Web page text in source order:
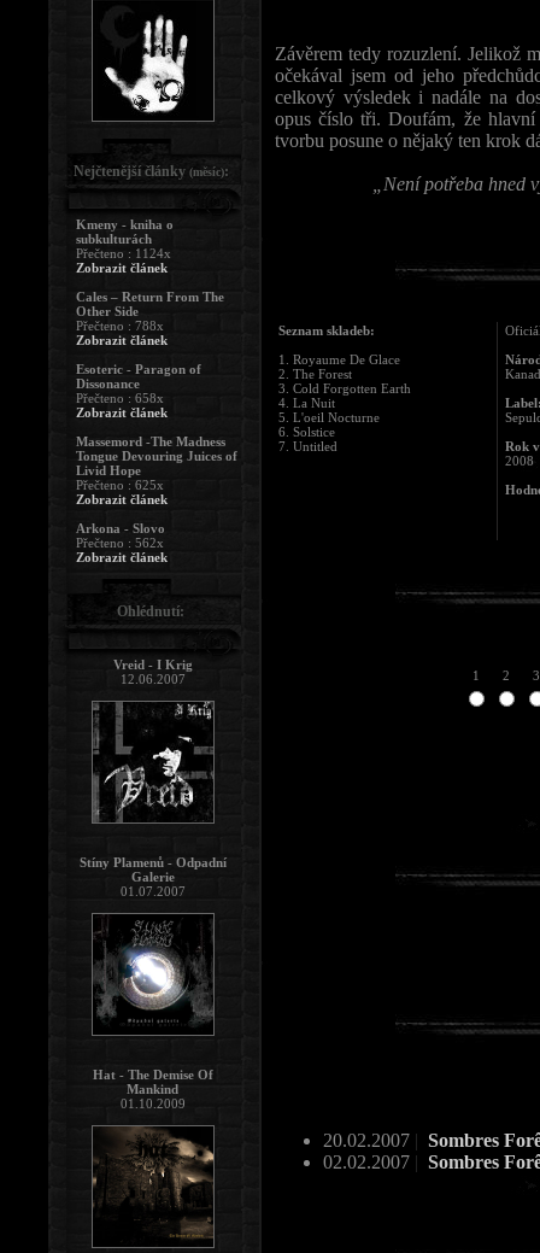
Závěrem tedy rozuzlení. Jelikož
očekával jsem od jeho
celkový výsledek i nadále na
opus číslo tři. Doufám, že hlavní
tvorbu posune o nějaký ten krok
„Není potřeba hned
Seznam skladeb:
1. Royaume De Glace
2. The Forest
3. Cold Forgotten Earth
4. La Nuit
5. L'oeil Nocturne
6. Solstice
7. Untitled
Rok
2008
1 2 3
20.02.2007 | Sombres
02.02.2007 | Sombres
Nejčtenější články (měsíc):
Kmeny - kniha o
subkulturách
Přečteno : 1124x
Zobrazit článek
Cales – Return From The
Other Side
Přečteno : 788x
Zobrazit článek
Esoteric - Paragon of
Dissonance
Přečteno : 658x
Zobrazit článek
Massemord -The Madness
Tongue Devouring Juices of
Livid Hope
Přečteno : 625x
Zobrazit článek
Arkona - Slovo
Přečteno : 562x
Zobrazit článek
Ohlédnutí:
Vreid - I Krig
12.06.2007
Stíny Plamenů - Odpadní
Galerie
01.07.2007
Hat - The Demise Of
Mankind
01.10.2009